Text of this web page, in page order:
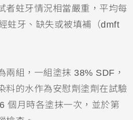
者蛀牙情況相當嚴重，平均每
蛀牙、缺失或被填補（dmft
兩組，一組塗抹 38% SDF，
料的水作為安慰劑塗劑在試驗
個月時各塗抹一次，並於第